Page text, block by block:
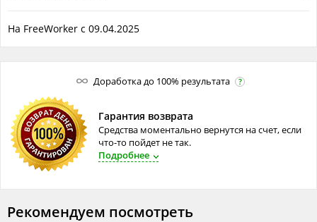
Доработка до 100% результата ?
Гарантия возврата
Средства моментально вернутся на счет, если
что-то пойдет не так.
Подробнее
Рекомендуем посмотреть
На FreeWorker с 09.04.2025